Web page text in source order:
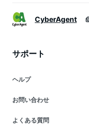
CyberAgent
サポート
ヘルプ
お問い合わせ
よくある質問